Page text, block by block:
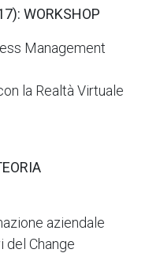
WORKSHOP
Management
la Realtà Virtuale
aziendale
del Change